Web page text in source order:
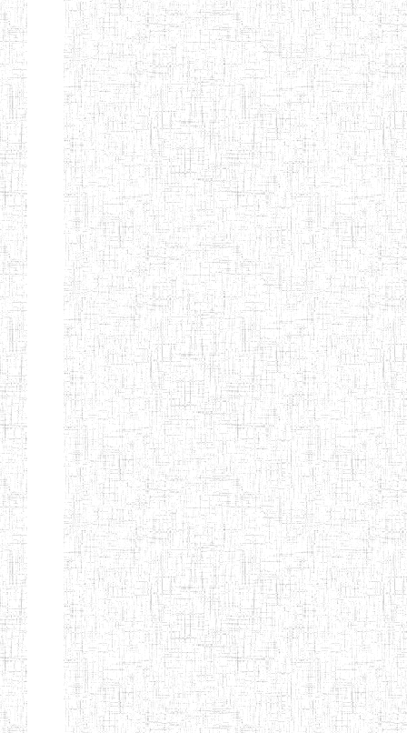
Chercher:
Effacer les filtres
Denomination
Type
Nature
Arrondissement
Denomination Création Type
ENIEG DE
MBALMAYO
01/08/2000 ENIEG
ENIEG DE
YOKADOUMA
11/07/2012 ENIEG
ENIEG
D'ABONG
MBANG
10/07/1983 ENIEG